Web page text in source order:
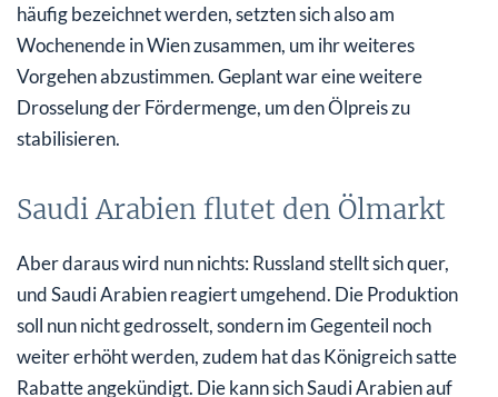
häufig bezeichnet werden, setzten sich also am
Wochenende in Wien zusammen, um ihr weiteres
Vorgehen abzustimmen. Geplant war eine weitere
Drosselung der Fördermenge, um den Ölpreis zu
stabilisieren.
Saudi Arabien flutet den Ölmarkt
Aber daraus wird nun nichts: Russland stellt sich quer,
und Saudi Arabien reagiert umgehend. Die Produktion
soll nun nicht gedrosselt, sondern im Gegenteil noch
weiter erhöht werden, zudem hat das Königreich satte
Rabatte angekündigt. Die kann sich Saudi Arabien auf